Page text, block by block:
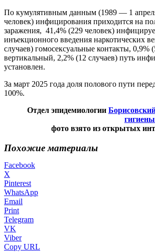
По кумулятивным данным (1989 — 1
человек) инфицирования приходится на
заражения, 41,4% (229 человек)
инъекционного введения наркотических
случаев) гомосексуальные контакты, 0,9%
вертикальный, 2,2% (12 случаев) путь
установлен.
За март 2025 года доля полового пути
100%.
Отдел эпидемиологии
фото взято из открытых
Похожие материалы
Facebook
X
Pinterest
WhatsApp
Email
Print
Telegram
VK
Viber
Copy URL